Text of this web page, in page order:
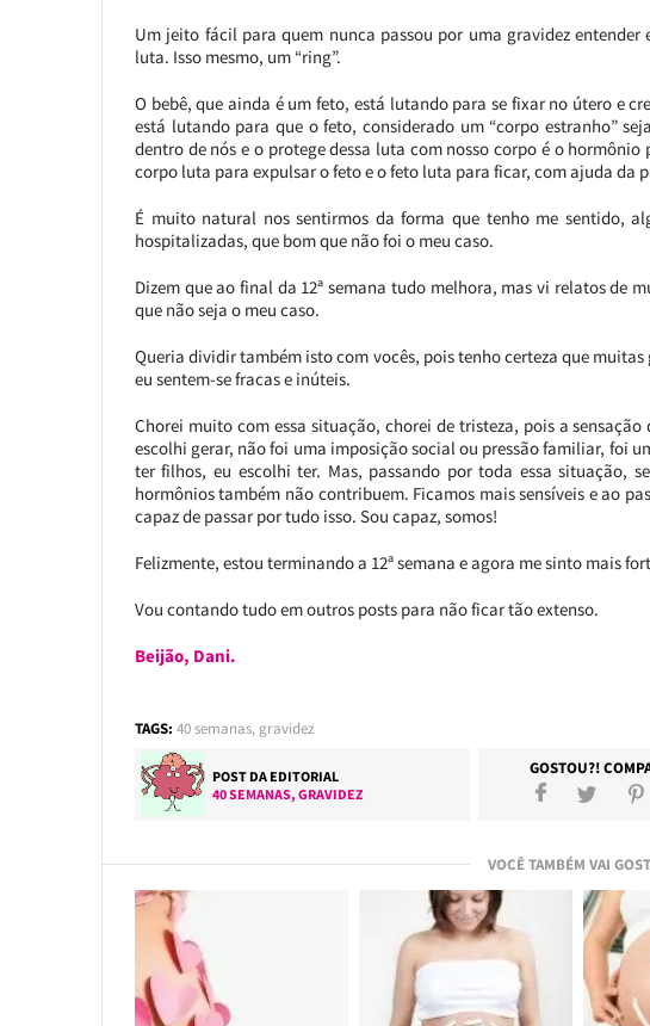
Um jeito fácil para quem nunca passou por uma gravidez entender
luta. Isso mesmo, um “ring”.
O bebê, que ainda é um feto, está lutando para se fixar no útero e
está lutando para que o feto, considerado um “corpo estranho”
dentro de nós e o protege dessa luta com nosso corpo é o
corpo luta para expulsar o feto e o feto luta para ficar, com ajuda da
É muito natural nos sentirmos da forma que tenho me sentido,
hospitalizadas, que bom que não foi o meu caso.
Dizem que ao final da 12ª semana tudo melhora, mas vi relatos de
que não seja o meu caso.
Queria dividir também isto com vocês, pois tenho certeza que
eu sentem-se fracas e inúteis.
Chorei muito com essa situação, chorei de tristeza, pois a
escolhi gerar, não foi uma imposição social ou pressão familiar, foi
ter filhos, eu escolhi ter. Mas, passando por toda essa situação,
hormônios também não contribuem. Ficamos mais sensíveis e ao
capaz de passar por tudo isso. Sou capaz, somos!
Felizmente, estou terminando a 12ª semana e agora me sinto mais
Vou contando tudo em outros posts para não ficar tão extenso.
Beijão, Dani.
TAGS: 40 semanas, gravidez
POST DA EDITORIAL
40 SEMANAS, GRAVIDEZ
GOSTOU?!
VOCÊ TAMBÉM VAI